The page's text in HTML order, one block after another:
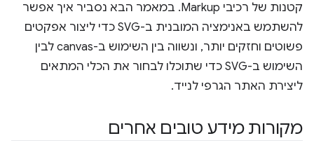
קטנות של רכיבי Markup. במאמר הבא נסביר איך אפשר
להשתמש באנימציה המובנית ב-SVG כדי ליצור אפקטים
פשוטים וחזקים יותר, ונשווה בין השימוש ב-canvas לבין
השימוש ב-SVG כדי שתוכלו לבחור את הכלי המתאים
ליצירת האתר הגרפי לנייד.
מקורות מידע טובים אחרים